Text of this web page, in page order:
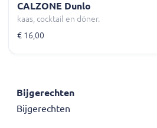
CALZONE Dunlo
kaas, cocktail en döner.
€ 16,00
Bijgerechten
Bijgerechten